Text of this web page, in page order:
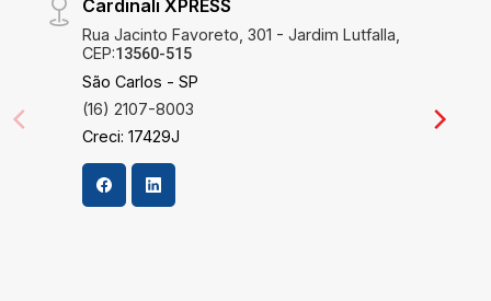
Cardinali XPRESS
Rua Jacinto Favoreto, 301 - Jardim Lutfalla,
CEP:13560-515
São Carlos - SP
(16) 2107-8003
Creci: 17429J